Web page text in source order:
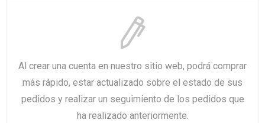
Al crear una cuenta en nuestro sitio web, podrá comprar
más rápido, estar actualizado sobre el estado de sus
pedidos y realizar un seguimiento de los pedidos que
ha realizado anteriormente.